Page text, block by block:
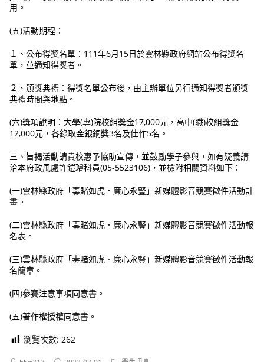
用。
(五)活動期程：
１、公布得獎名單：111年6月15日於雲林縣政府網站公布得獎名
單，並通知得獎者。
２、頒獎典禮：得獎名單公布後，由主辦單位另行通知得獎者頒獎
典禮時間與地點。
(六)獎項說明：大學(專)院校組獎金17,000元，高中(職)校組獎金
12,000元，各錄取金銀銅獎3名及佳作5名。
三、旨揭活動請貴校惠予協助宣傳，並鼓勵學子參與，如有疑義請
洽本府政風處許鎧璿科員(05-5523106)，並檢附相關資料如下：
(一)雲林縣政府「毒賭如虎．廉心永豎」新媒體影音競賽徵件活動計
畫。
(二)雲林縣政府「毒賭如虎．廉心永豎」新媒體影音競賽徵件活動報
名表。
(三)雲林縣政府「毒賭如虎．廉心永豎」新媒體影音競賽徵件活動報
名簡章。
(四)參賽注意事項同意書。
(五)著作權授權同意書。
瀏覽次數: 262